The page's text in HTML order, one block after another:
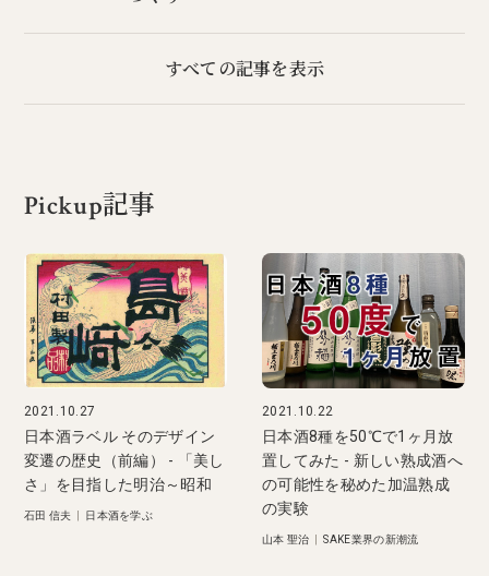
すべての記事を表示
Pickup記事
2021.10.27
日本酒ラベル そのデザイン
変遷の歴史（前編） - 「美し
さ」を目指した明治～昭和
石田 信夫 日本酒を学ぶ
2021.10.22
日本酒8種を50℃で1ヶ月放
置してみた - 新しい熟成酒へ
の可能性を秘めた加温熟成
の実験
山本 聖治 |SAKE業界の新潮流